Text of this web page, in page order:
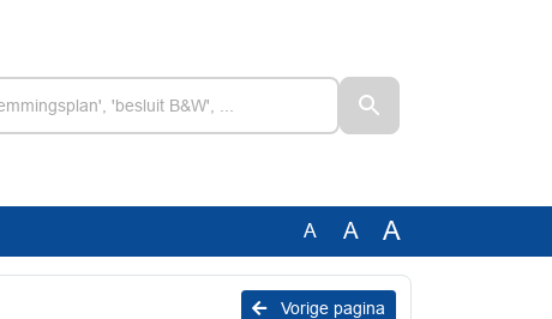
A A A
Vorige pagina